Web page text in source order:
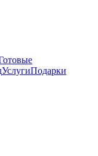
УслугиПодарки